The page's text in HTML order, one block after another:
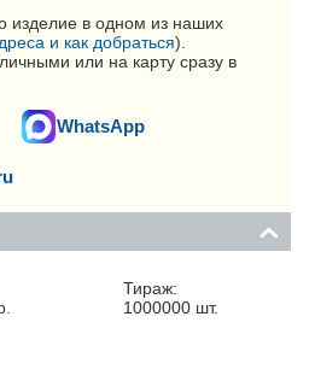
изделие в одном из наших
и как добраться).
или на карту сразу в
WhatsApp
Тираж:
1000000 шт.